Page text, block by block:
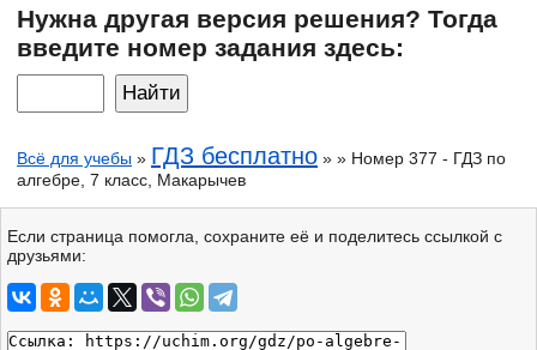
Нужна другая версия решения? Тогда
введите номер задания здесь:
Всё для учебы » ГДЗ бесплатно » » Номер 377 - ГДЗ по
алгебре, 7 класс, Макарычев
Если страница помогла, сохраните её и поделитесь ссылкой с
друзьями: